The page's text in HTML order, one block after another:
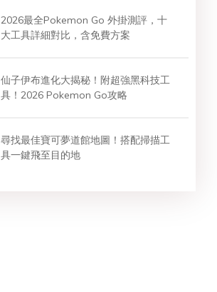
2026最全Pokemon Go 外掛測評，十
大工具詳細對比，含免費方案
仙子伊布進化大揭秘！附超強黑科技工
具！2026 Pokemon Go攻略
尋找最佳寶可夢道館地圖！搭配掃描工
具一鍵飛至目的地